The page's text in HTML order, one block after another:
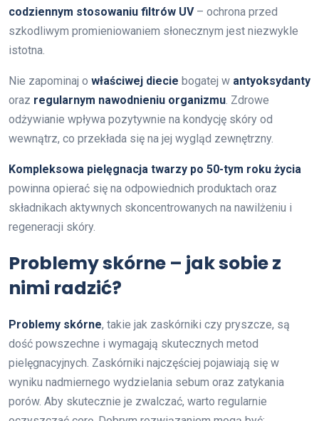
codziennym stosowaniu filtrów UV– ochrona przed
szkodliwym promieniowaniem słonecznym jest niezwykle
istotna.
Nie zapominaj o właściwej diecie bogatej w antyoksydanty
oraz regularnym nawodnieniu organizmu . Zdrowe
odżywianie wpływa pozytywnie na kondycję skóry od
wewnątrz, co przekłada się na jej wygląd zewnętrzny.
Kompleksowa pielęgnacja twarzy po 50-tym roku życia
powinna opierać się na odpowiednich produktach oraz
składnikach aktywnych skoncentrowanych na nawilżeniu i
regeneracji skóry.
Problemy skórne – jak sobie z
nimi radzić?
Problemy skórne, takie jak zaskórniki czy pryszcze, są
dość powszechne i wymagają skutecznych metod
pielęgnacyjnych. Zaskórniki najczęściej pojawiają się w
wyniku nadmiernego wydzielania sebum oraz zatykania
porów. Aby skutecznie je zwalczać, warto regularnie